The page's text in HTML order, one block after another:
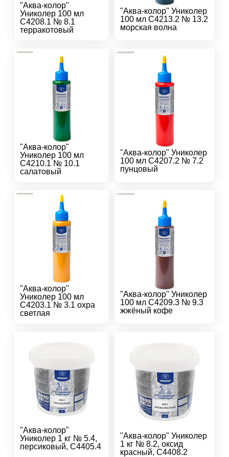
"Аква-колор"
Униколер 100 мл
С4208.1 № 8.1
терракотовый
"Аква-колор" Униколер
100 мл С4213.2 № 13.2
морская волна
"Аква-колор"
Униколер 100 мл
С4210.1 № 10.1
салатовый
"Аква-колор" Униколер
100 мл С4207.2 № 7.2
пунцовый
"Аква-колор"
Униколер 100 мл
С4203.1 № 3.1 охра
светлая
"Аква-колор" Униколер
100 мл С4209.3 № 9.3
жжёный кофе
"Аква-колор"
Униколер 1 кг № 5.4,
персиковый, С4405.4
"Аква-колор" Униколер
1 кг № 8.2, оксид
красный, С4408.2